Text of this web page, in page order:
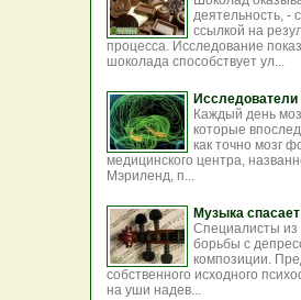
деятельность, -
ссылкой на
процесса. Исследование
шоколада способствует ул...
Каждый день
которые
как точно мозг
медицинского центра,
Мэриленд, п...
Музыка
Специалисты из
борьбы с
композиции.
собственного исходного
на уши надев...